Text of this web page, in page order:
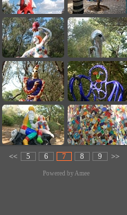
<< 5 6 7 8 9 >>
Powered by Amee